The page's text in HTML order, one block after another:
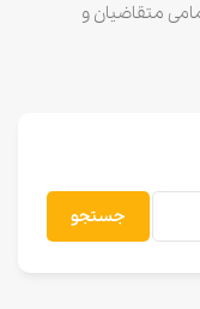
جستجو
متقاضیان و